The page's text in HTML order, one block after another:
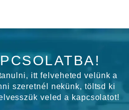
itt felveheted velünk a
szeretnél nekünk, töltsd ki
veled a kapcsolatot!